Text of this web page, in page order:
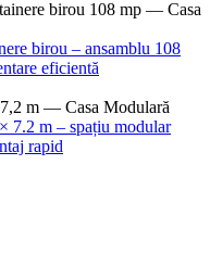
birou – ansamblu 108
eficientă
7.2 m – spațiu modular
rapid